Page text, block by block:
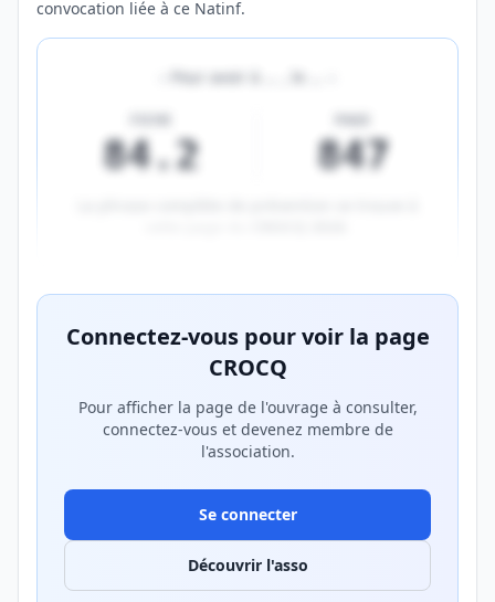
convocation liée à ce Natinf.
Pour avoir à
84.2 847
Connectez-vous pour voir la page
CROCQ
Pour afficher la page de l'ouvrage à consulter,
connectez-vous et devenez membre de
l'association.
Se connecter
Découvrir l'asso